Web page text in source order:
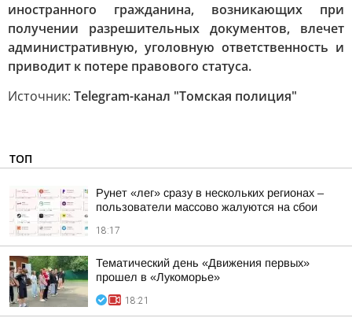
иностранного гражданина, возникающих при
получении разрешительных документов, влечет
административную, уголовную ответственность и
приводит к потере правового статуса.
Источник: Telegram-канал "Томская полиция"
ТОП
Рунет «лег» сразу в нескольких регионах –
пользователи массово жалуются на сбои
18:17
Тематический день «Движения первых»
прошел в «Лукоморье»
18:21